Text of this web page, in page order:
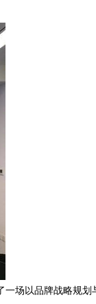
场以品牌战略规